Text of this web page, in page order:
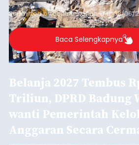
Submitted bycontributoronThu, 08/06/
Baca Selengkapnya
Belanja 2027 Tembus
Triliun, DPRD Badung
wanti Pemerintah
Anggaran Secara